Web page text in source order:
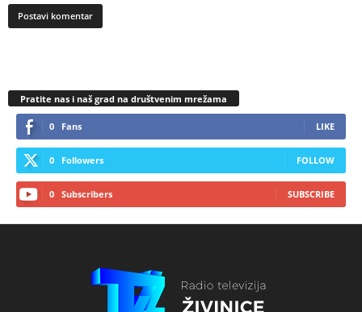
Pratite nas i naš grad na društvenim mrežama
0 Fans LIKE
0 Followers FOLLOW
0 Subscribers SUBSCRIBE